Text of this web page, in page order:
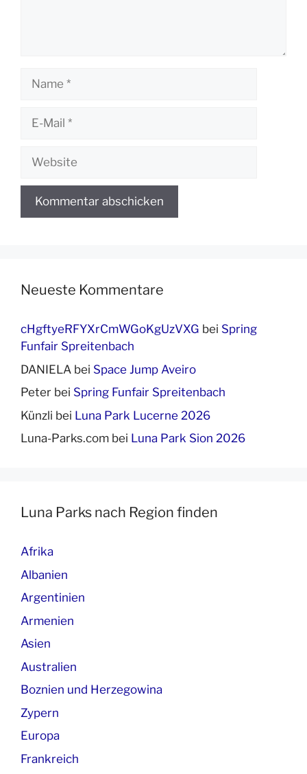
Name
Website
Neueste Kommentare
cHgftyeRFYXrCmWGoKgUzVXG bei Spring
Funfair Spreitenbach
DANIELA bei Space Jump Aveiro
Peter bei Spring Funfair Spreitenbach
Künzli bei Luna Park Lucerne 2026
Luna-Parks.com bei Luna Park Sion 2026
Luna Parks nach Region finden
Afrika
Albanien
Argentinien
Armenien
Asien
Australien
Boznien und Herzegowina
Zypern
Europa
Frankreich